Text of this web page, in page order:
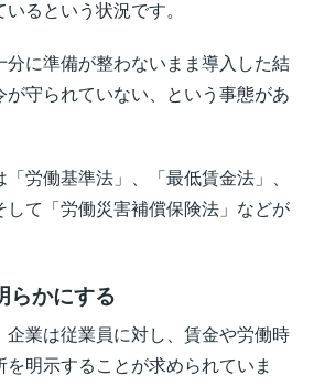
るという状況です。
分に準備が整わないまま導入した結
が守られていない、という事態があ
労働基準法」、「最低賃金法」、
して「労働災害補償保険法」などが
らかにする
企業は従業員に対し、賃金や労働時
を明示することが求められていま